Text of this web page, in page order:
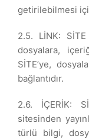
getirilebilmesi
2.5. LİNK:
dosyalara,
SİTE’ye,
bağlantıdır.
2.6. İÇERİK:
sitesinden
türlü bilgi,